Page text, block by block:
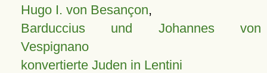
Hugo I. von Besançon,
Barduccius und Johannes von
Vespignano
konvertierte Juden in Lentini